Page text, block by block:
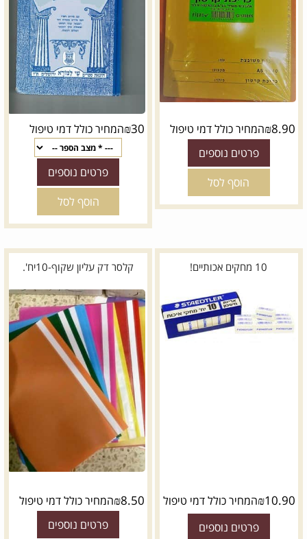
₪8.90 המחיר כולל דמי טיפול
פרטים נוספים
הוסף לסל
₪30 המחיר כולל דמי טיפול
פרטים נוספים
הוסף לסל
10 מחקים אכותיים!
₪10.90 המחיר כולל דמי טיפול
פרטים נוספים
קלסר דק עליון שקוף-10יח'.
₪8.50 המחיר כולל דמי טיפול
פרטים נוספים